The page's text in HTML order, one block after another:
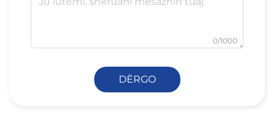
0/1000
DËRGO